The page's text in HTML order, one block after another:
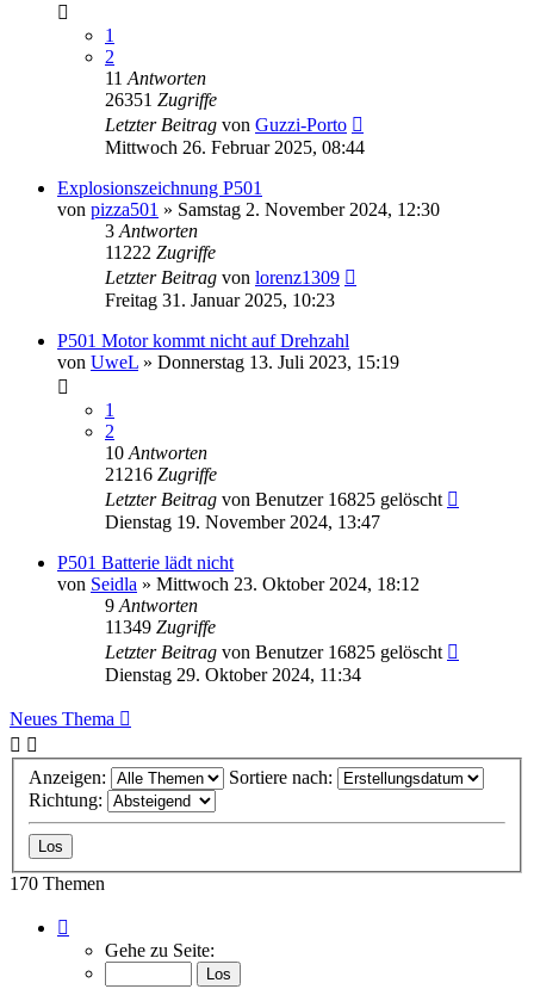
1
2
11 Antworten
26351 Zugriffe
Letzter Beitrag von Guzzi-Porto
Mittwoch 26. Februar 2025, 08:44
Explosionszeichnung P501
von pizza501 » Samstag 2. November 2024, 12:30
3 Antworten
11222 Zugriffe
Letzter Beitrag von lorenz1309
Freitag 31. Januar 2025, 10:23
P501 Motor kommt nicht auf Drehzahl
von UweL » Donnerstag 13. Juli 2023, 15:19
1
2
10 Antworten
21216 Zugriffe
Letzter Beitrag von Benutzer 16825 gelöscht
Dienstag 19. November 2024, 13:47
P501 Batterie lädt nicht
von Seidla » Mittwoch 23. Oktober 2024, 18:12
9 Antworten
11349 Zugriffe
Letzter Beitrag von Benutzer 16825 gelöscht
Dienstag 29. Oktober 2024, 11:34
Neues Thema
Anzeigen:
Sortiere nach:
Richtung:
170 Themen
von
Gehe zu Seite: